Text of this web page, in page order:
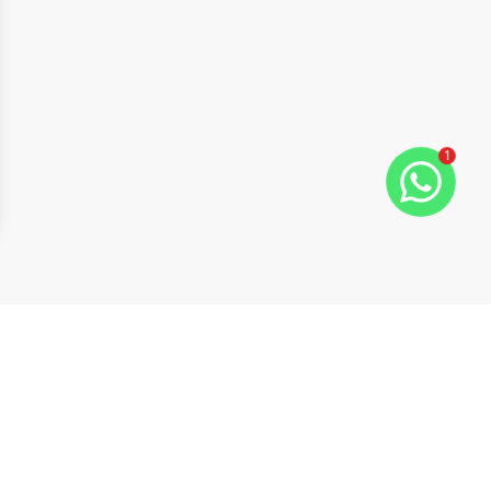
slide
1